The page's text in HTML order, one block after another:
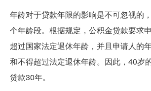
年龄对于贷款年限的影响是不可忽视的
个年龄段。根据规定，公积金贷款要求
超过国家法定退休年龄，并且申请人的
和不得超过法定退休年龄。因此，40岁
贷款30年。